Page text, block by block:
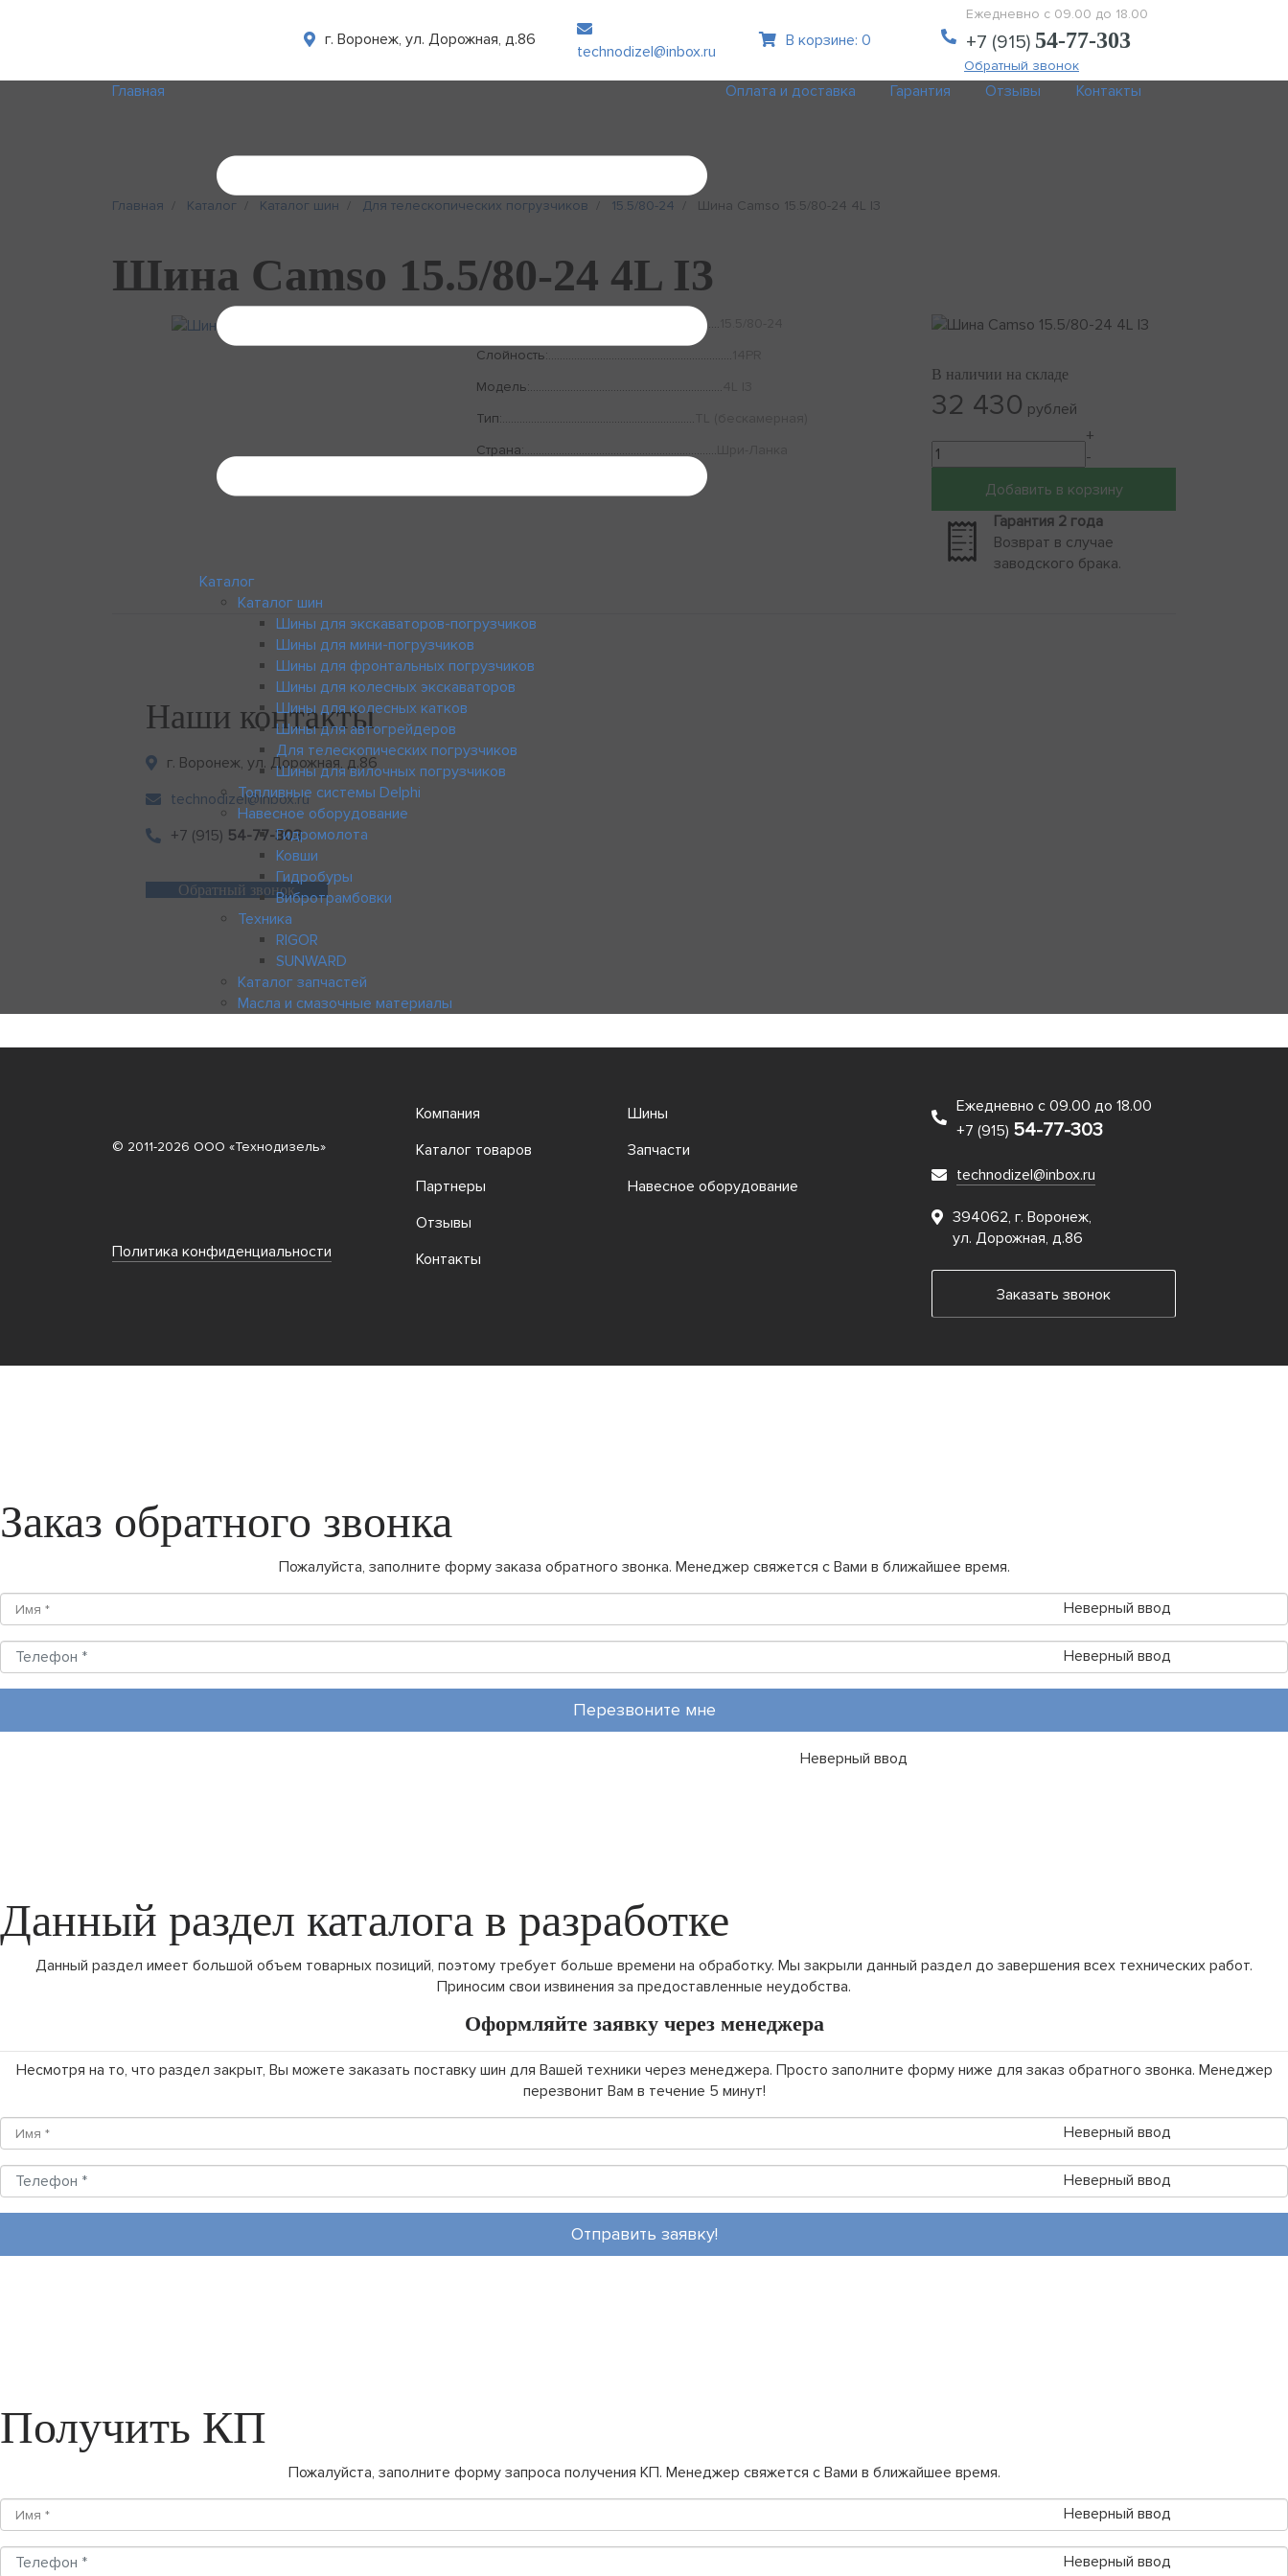
г. Воронеж, ул. Дорожная, д.86
technodizel@inbox.ru
В корзине: 0
Ежедневно с 09.00 до 18.00
+7 (915) 54-77-303
Обратный звонок
Главная
Каталог
Каталог шин
Шины для экскаваторов-погрузчиков
Шины для мини-погрузчиков
Шины для фронтальных погрузчиков
Шины для колесных экскаваторов
Шины для колесных катков
Шины для автогрейдеров
Для телескопических погрузчиков
Шины для вилочных погрузчиков
Топливные системы Delphi
Навесное оборудование
Гидромолота
Ковши
Гидробуры
Вибротрамбовки
Техника
RIGOR
SUNWARD
Каталог запчастей
Масла и смазочные материалы
Оплата и доставка Гарантия Отзывы Контакты
Главная Каталог Каталог шин Для телескопических погрузчиков 15.5/80-24 Шина Camso 15.5/80-24 4L I3
Шина Camso 15.5/80-24 4L I3
Слойность:
Модель:
Тип:
Страна:
В наличии на складе
32 430 рублей
+
-
Добавить в корзину
Гарантия 2 года
Возврат в случае
заводского брака.
Наши контакты
г. Воронеж, ул. Дорожная, д.86
technodizel@inbox.ru
+7 (915) 54-77-303
Обратный звонок
© 2011-2026 ООО «Технодизель»
Политика конфиденциальности
Компания
Каталог товаров
Партнеры
Отзывы
Контакты
Шины
Запчасти
Навесное оборудование
Ежедневно с 09.00 до 18.00
+7 (915) 54-77-303
technodizel@inbox.ru
394062, г. Воронеж,
ул. Дорожная, д.86
Заказать звонок
Заказ обратного звонка
Пожалуйста, заполните форму заказа обратного звонка. Менеджер свяжется с Вами в ближайшее время.
Неверный ввод
Неверный ввод
Перезвоните мне
Неверный ввод
Данный раздел каталога в разработке
Данный раздел имеет большой объем товарных позиций, поэтому требует больше времени на обработку. Мы закрыли данный раздел до завершения всех технических работ.
Приносим свои извинения за предоставленные неудобства.
Оформляйте заявку через менеджера
Несмотря на то, что раздел закрыт, Вы можете заказать поставку шин для Вашей техники через менеджера. Просто заполните форму ниже для заказ обратного звонка. Менеджер
перезвонит Вам в течение 5 минут!
Неверный ввод
Неверный ввод
Отправить заявку!
Получить КП
Пожалуйста, заполните форму запроса получения КП. Менеджер свяжется с Вами в ближайшее время.
Неверный ввод
Неверный ввод